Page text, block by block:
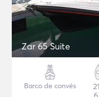
Zar 65 Suite
Barco de convés